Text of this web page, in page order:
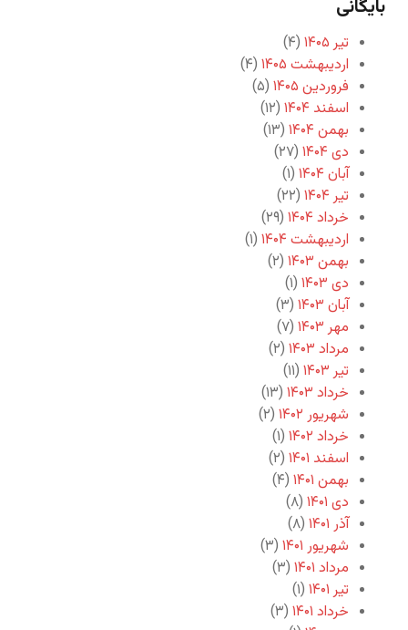
بایگانی
تیر ۱۴۰۵
(۴)
اردیبهشت ۱۴۰۵
(۴)
فروردین ۱۴۰۵
(۵)
اسفند ۱۴۰۴
(۱۲)
بهمن ۱۴۰۴
(۱۳)
دی ۱۴۰۴
(۲۷)
آبان ۱۴۰۴
(۱)
تیر ۱۴۰۴
(۲۲)
خرداد ۱۴۰۴
(۲۹)
اردیبهشت ۱۴۰۴
(۱)
بهمن ۱۴۰۳
(۲)
دی ۱۴۰۳
(۱)
آبان ۱۴۰۳
(۳)
مهر ۱۴۰۳
(۷)
مرداد ۱۴۰۳
(۲)
تیر ۱۴۰۳
(۱۱)
خرداد ۱۴۰۳
(۱۳)
شهریور ۱۴۰۲
(۲)
خرداد ۱۴۰۲
(۱)
اسفند ۱۴۰۱
(۲)
بهمن ۱۴۰۱
(۴)
دی ۱۴۰۱
(۸)
آذر ۱۴۰۱
(۸)
شهریور ۱۴۰۱
(۳)
مرداد ۱۴۰۱
(۳)
تیر ۱۴۰۱
(۱)
خرداد ۱۴۰۱
(۳)